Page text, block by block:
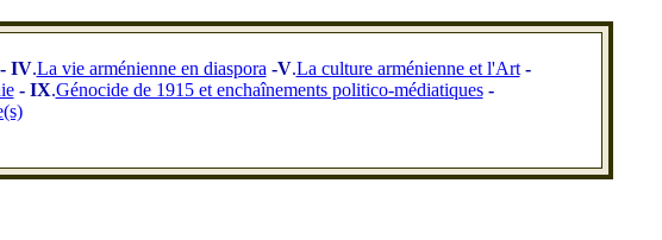
- IV.La vie arménienne en diaspora -V.La culture arménienne et l'Art-
- IX.Génocide de 1915 et enchaînements politico-médiatiques-